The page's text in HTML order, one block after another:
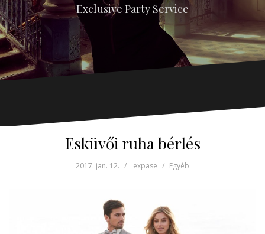
Exclusive Party Service
Esküvői ruha bérlés
2017. jan. 12. expase Egyéb